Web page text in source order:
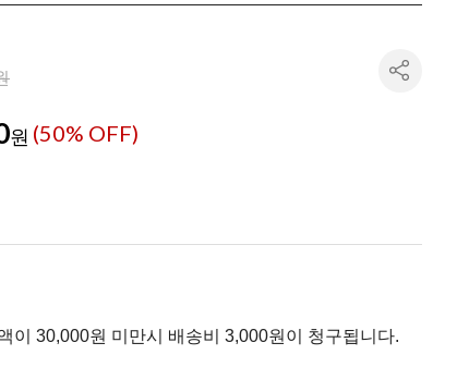
원 (50% OFF)
이 30,000원 미만시 배송비 3,000원이 청구됩니다.